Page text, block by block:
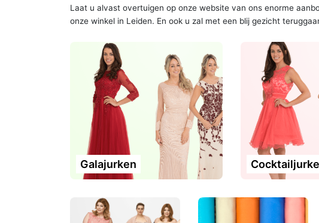
Laat u alvast overtuigen op onze website van ons enorme
onze winkel in Leiden. En ook u zal met een blij gezicht
Galajurken